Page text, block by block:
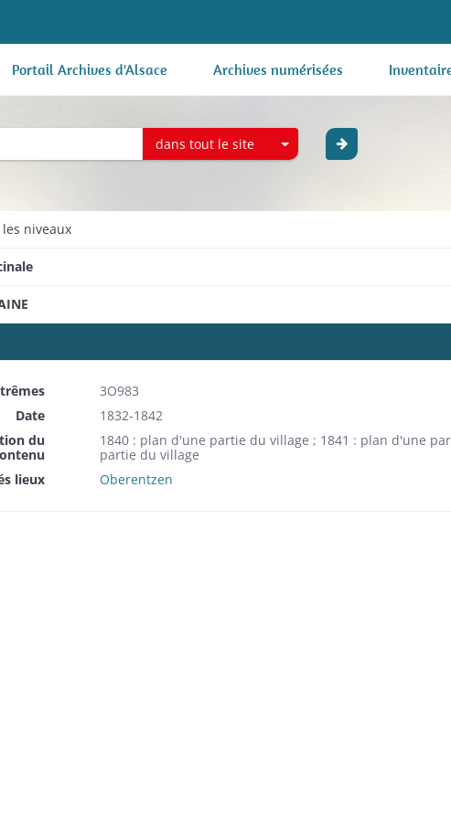
Portail Archives d'Alsace Archives numérisées
dans tout le site
niveaux
3O983
Date
1832-1842
du
1840 : plan d'une partie du village ; 1841 : plan d'une
partie du village
lieux
Oberentzen